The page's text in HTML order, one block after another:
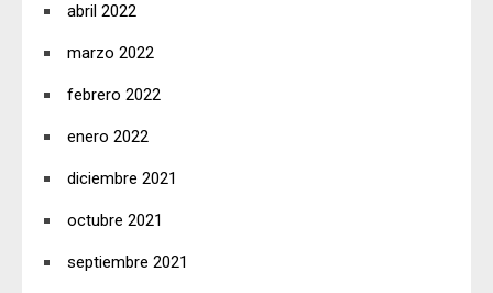
abril 2022
marzo 2022
febrero 2022
enero 2022
diciembre 2021
octubre 2021
septiembre 2021